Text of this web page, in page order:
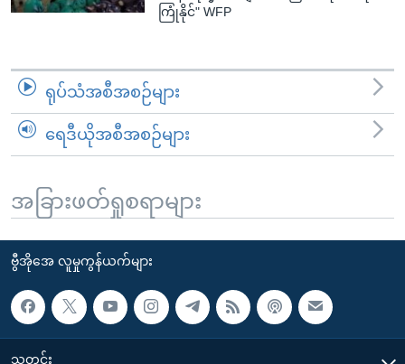
ကြုံနိုင်" WFP
ရုပ်သံအစီအစဉ်များ
ရေဒီယိုအစီအစဉ်များ
အခြားဖတ်ရှုစရာများ
ဗွီအိုအေ လူမှုကွန်ယက်များ
သတင်း